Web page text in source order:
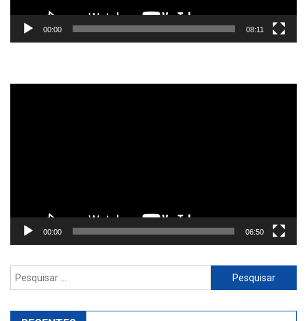
00:00 08:11
00:00 06:50
Pesquisar
por: